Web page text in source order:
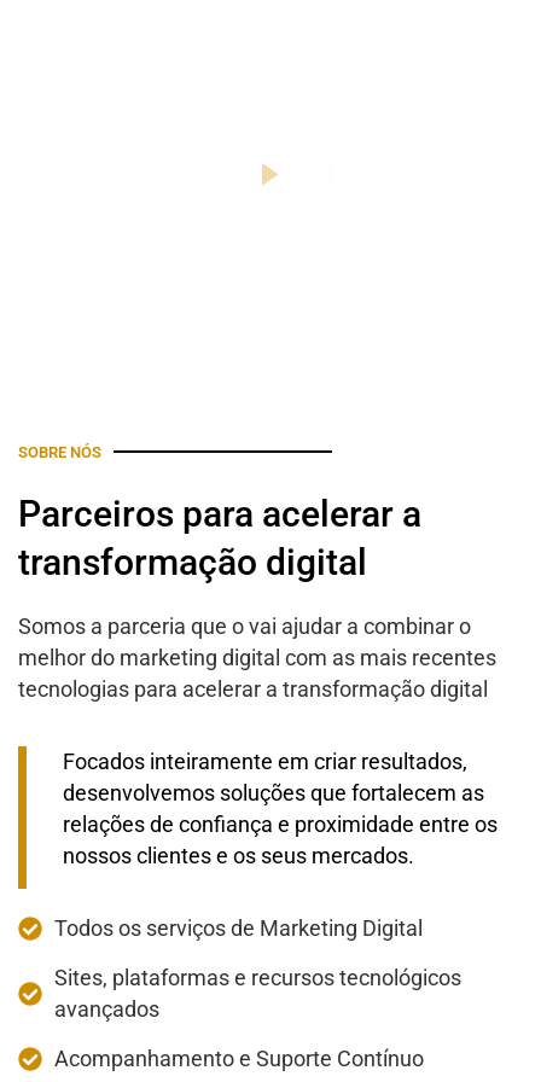
SOBRE NÓS
Parceiros para acelerar a
transformação digital
Somos a parceria que o vai ajudar a combinar o
melhor do marketing digital com as mais recentes
tecnologias para acelerar a transformação digital
Focados inteiramente em criar resultados,
desenvolvemos soluções que fortalecem as
relações de confiança e proximidade entre os
nossos clientes e os seus mercados.
Todos os serviços de Marketing Digital
Sites, plataformas e recursos tecnológicos
avançados
Acompanhamento e Suporte Contínuo